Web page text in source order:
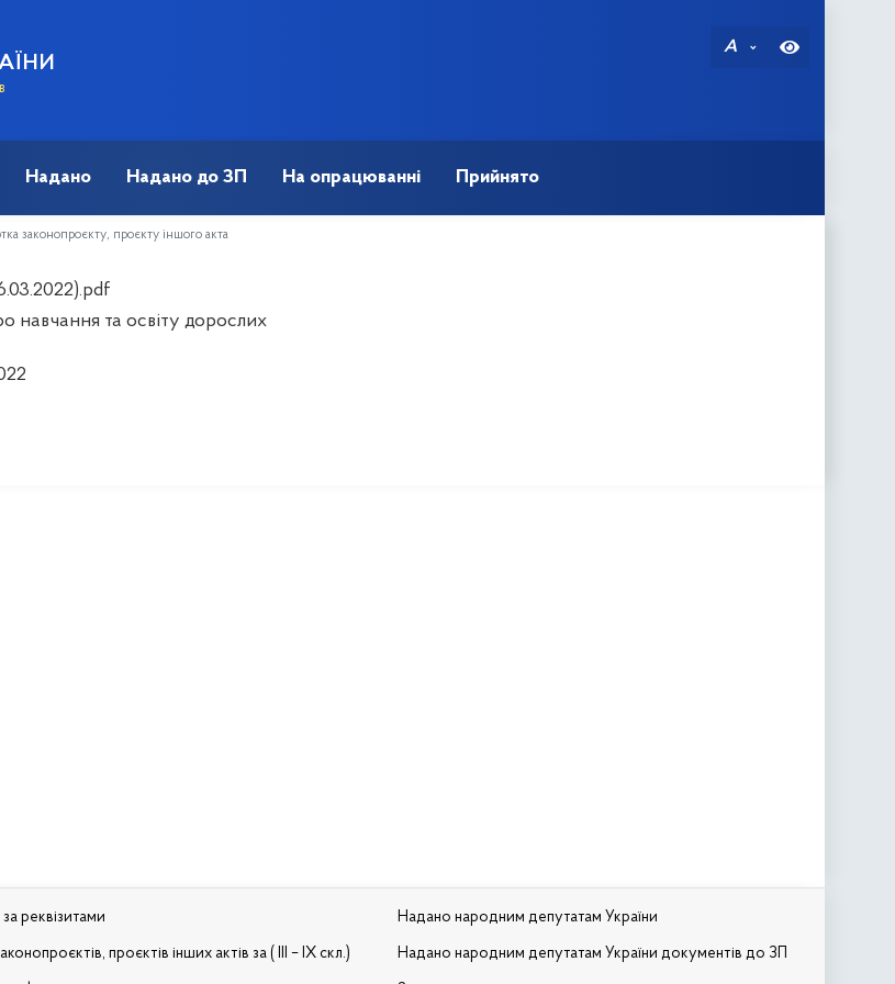
A
Надано Надано до ЗП На опрацюванні Прийнято
законопроєкту, проєкту іншого акта
навчання та освіту дорослих
реквізитами
проєктів інших актів за ( III – IX скл.)
Надано народним депутатам України
Надано народним депутатам України документів до ЗП